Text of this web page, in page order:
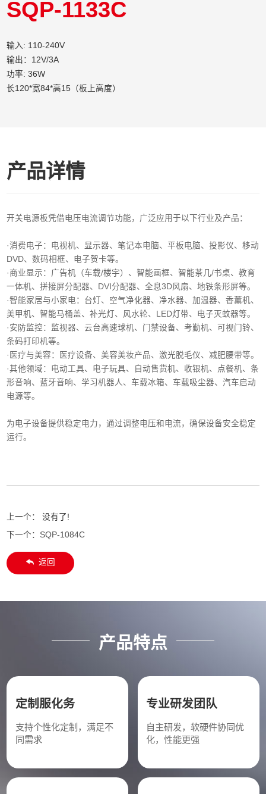
SQP-1133C
输入: 110-240V
输出：12V/3A
功率: 36W
长120*宽84*高15（板上高度）
产品详情
开关电源板凭借电压电流调节功能，广泛应用于以下行业及产品：
·消费电子‌：电视机、显示器、笔记本电脑、平板电脑、投影仪、移动
DVD、数码相框、电子贺卡等。
·商业显示‌：广告机（车载/楼宇）、智能画框、智能茶几/书桌、教育
一体机、拼接屏分配器、DVI分配器、全息3D风扇、地铁条形屏等。
·智能家居与小家电‌：台灯、空气净化器、净水器、加温器、香薰机、
美甲机、智能马桶盖、补光灯、风水轮、LED灯带、电子灭蚊器等。
‌·安防监控‌：监视器、云台高速球机、门禁设备、考勤机、可视门铃、
条码打印机等。
·医疗与美容‌：医疗设备、美容美妆产品、激光脱毛仪、减肥腰带等。
‌·其他领域‌：电动工具、电子玩具、自动售货机、收银机、点餐机、条
形音响、蓝牙音响、学习机器人、车载冰箱、车载吸尘器、汽车启动
电源等。
为电子设备提供稳定电力，通过调整电压和电流，确保设备安全稳定
运行。
上一个：
没有了!
下一个： SQP-1084C
返回
产品特点
定制服化务
支持个性化定制，满足不
同需求
专业研发团队
自主研发，软硬件协同优
化，性能更强